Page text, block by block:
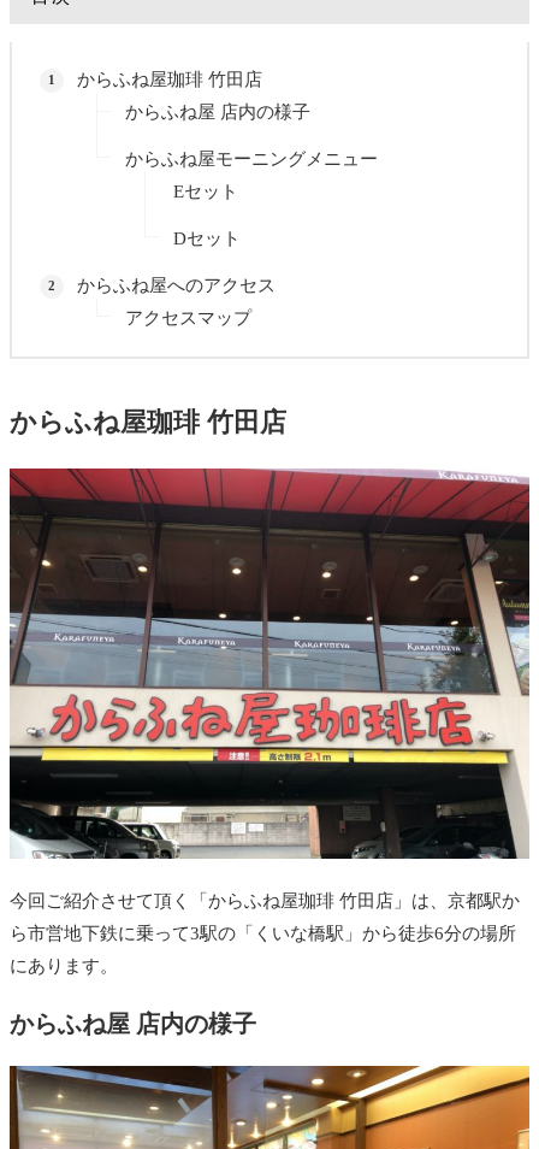
からふね屋珈琲 竹田店
からふね屋 店内の様子
からふね屋モーニングメニュー
Eセット
Dセット
からふね屋へのアクセス
アクセスマップ
からふね屋珈琲 竹田店
今回ご紹介させて頂く「からふね屋珈琲 竹田店」は、京都駅か
ら市営地下鉄に乗って3駅の「くいな橋駅」から徒歩6分の場所
にあります。
からふね屋 店内の様子